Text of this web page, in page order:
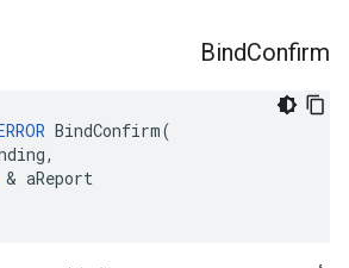
BindConfirm
BindConfirm(
& aReport